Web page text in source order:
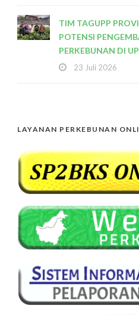
TIM TAGUPP
POTENSI
PERKEBUNAN DI
23 Juli 2026
LAYANAN PERKEBUNAN